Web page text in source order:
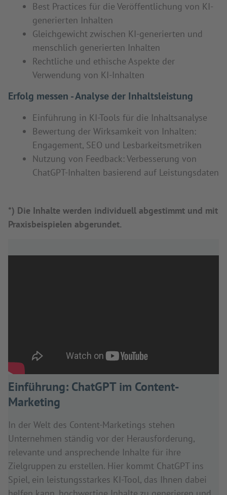
Best Practices für die Veröffentlichung von KI-
generierten Inhalten
Gleichgewicht zwischen KI-generierten und
menschlich generierten Inhalten
Rechtliche und ethische Aspekte der
Verwendung von KI-Inhalten
Erfolg messen - Analyse der Inhaltsleistung
Einführung in KI-Tools für die Inhaltsanalyse
Bewertung der Wirksamkeit von Inhalten:
Engagement, SEO und Lesbarkeitsmetriken
Nutzung von Feedback: Verbesserung von
ChatGPT-Inhalten basierend auf Leistungsdaten
*) Die Inhalte werden individuell abgestimmt und mit
Praxisbeispielen abgerundet.
Einführung: ChatGPT im Content-
Marketing
In der Welt des Content-Marketings stehen
Unternehmen ständig vor der Herausforderung,
relevante und ansprechende Inhalte für ihre
Zielgruppen zu erstellen. Hier kommt ChatGPT ins
Spiel, ein leistungsstarkes KI-Tool, das Ihnen dabei